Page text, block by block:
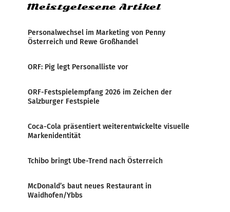
Meistgelesene Artikel
Personalwechsel im Marketing von Penny
Österreich und Rewe Großhandel
ORF: Pig legt Personalliste vor
ORF-Festspielempfang 2026 im Zeichen der
Salzburger Festspiele
Coca-Cola präsentiert weiterentwickelte visuelle
Markenidentität
Tchibo bringt Ube-Trend nach Österreich
McDonald’s baut neues Restaurant in
Waidhofen/Ybbs